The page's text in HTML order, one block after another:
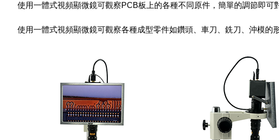
使用一體式視頻顯微鏡可觀察PCB板上的各種不同原件，簡單的調節即可
使用一體式視頻顯微鏡可觀察各種成型零件如鑽頭、車刀、銑刀、沖模的